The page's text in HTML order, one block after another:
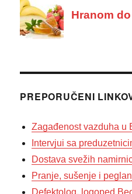
PREPORUČENI
Zagađenost vazduha u
Intervjui sa
Dostava svežih
Pranje, sušenje i
Defektolog, logoped